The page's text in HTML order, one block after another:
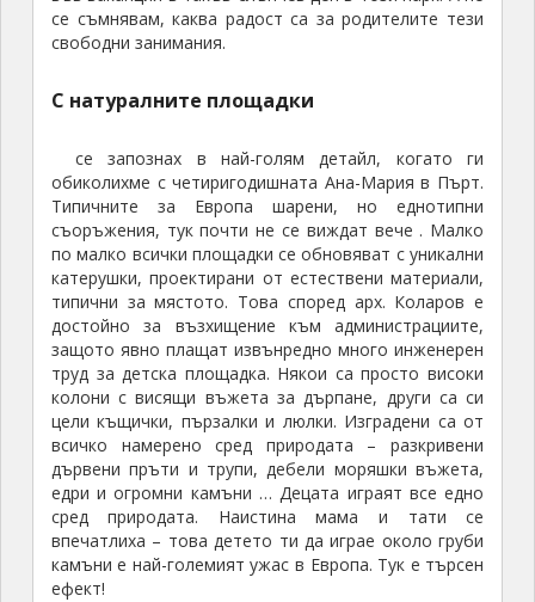
се съмнявам, каква радост са за родителите тези
свободни занимания.
С натуралните площадки
се запознах в най-голям детайл, когато ги
обиколихме с четиригодишната Ана-Мария в Пърт.
Типичните за Европа шарени, но еднотипни
съоръжения, тук почти не се виждат вече . Малко
по малко всички площадки се обновяват с уникални
катерушки, проектирани от естествени материали,
типични за мястото. Това според арх. Коларов е
достойно за възхищение към администрациите,
защото явно плащат извънредно много инженерен
труд за детска площадка. Някои са просто високи
колони с висящи въжета за дърпане, други са си
цели къщички, пързалки и люлки. Изградени са от
всичко намерено сред природата – разкривени
дървени пръти и трупи, дебели моряшки въжета,
едри и огромни камъни … Децата играят все едно
сред природата. Наистина мама и тати се
впечатлиха – това детето ти да играе около груби
камъни е най-големият ужас в Европа. Тук е търсен
ефект!